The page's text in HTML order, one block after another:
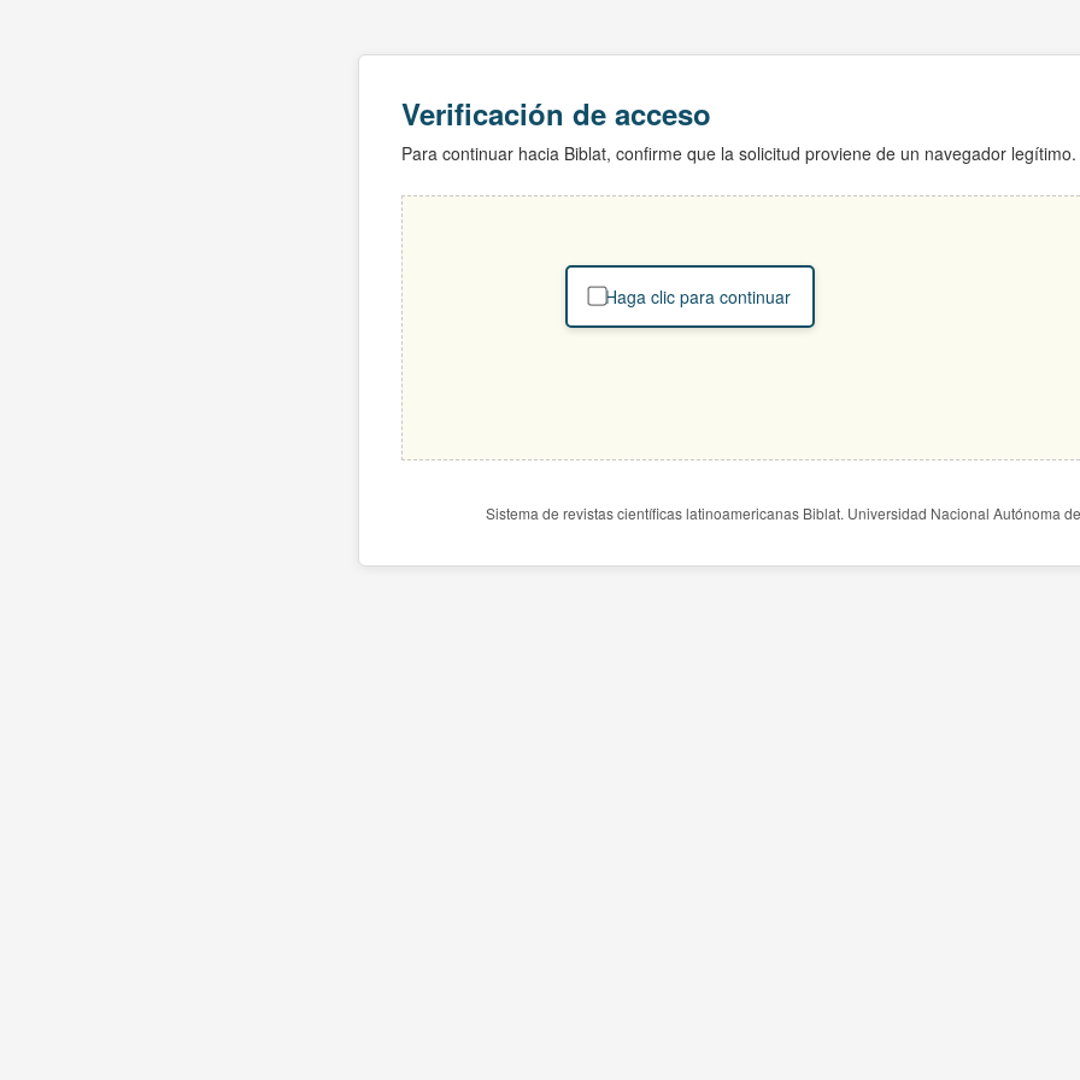
Verificación de acceso
Para continuar hacia Biblat, confirme que la solicitud proviene de un navegador legítimo.
Haga clic para continuar
Sistema de revistas científicas latinoamericanas Biblat. Universidad Nacional Autónoma